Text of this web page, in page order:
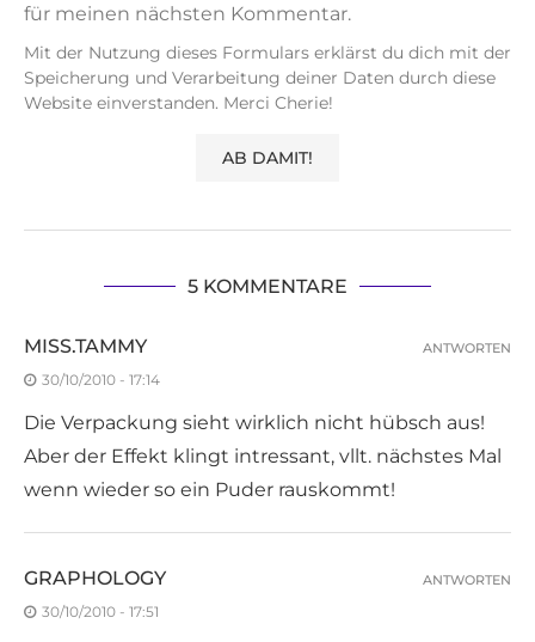
für meinen nächsten Kommentar.
Mit der Nutzung dieses Formulars erklärst du dich mit der
Speicherung und Verarbeitung deiner Daten durch diese
Website einverstanden. Merci Cherie!
5 KOMMENTARE
MISS.TAMMY
30/10/2010 - 17:14
Die Verpackung sieht wirklich nicht hübsch aus!
Aber der Effekt klingt intressant, vllt. nächstes Mal
wenn wieder so ein Puder rauskommt!
ANTWORTEN
GRAPHOLOGY
30/10/2010 - 17:51
ANTWORTEN